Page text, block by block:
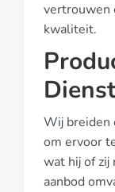
vertrouwen
kwaliteit.
Wij breiden
om ervoor
wat hij of zij
aanbod